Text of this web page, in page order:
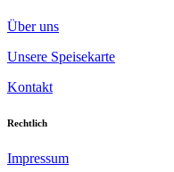
Über uns
Unsere Speisekarte
Kontakt
Rechtlich
Impressum